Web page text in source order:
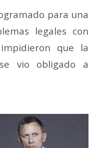
para una
legales con
que la
vio obligado a